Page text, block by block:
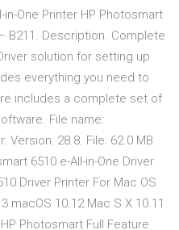
in-One Printer HP Photosmart
B211. Description. Complete
solution for setting up
everything you need to
includes a complete set of
File name:
Version: 28.8. File: 62.0 MB.
6510 e-All-in-One Driver
Driver Printer For Mac OS
macOS 10.12 Mac S X 10.11
Photosmart Full Feature